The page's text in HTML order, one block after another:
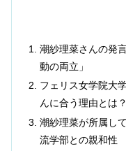
潮紗理菜さんの発
動の両立」
フェリス女学院大
んに合う理由とは？
潮紗理菜が所属し
流学部との親和性